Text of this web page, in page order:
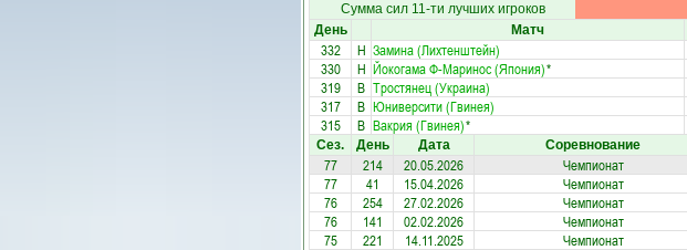
Сумма сил 11-ти лучших игроков
День
Матч
332 Н Замина (Лихтенштейн)
330 Н Йокогама Ф-Маринос (Япония)*
319 В Тростянец (Украина)
317 В Юниверсити (Гвинея)
315 В Вакрия (Гвинея)*
Сез.
День Дата Соревнование
77 214 20.05.2026 Чемпионат
77 41 15.04.2026 Чемпионат
76 254 27.02.2026 Чемпионат
76 141 02.02.2026 Чемпионат
75 221 14.11.2025 Чемпионат